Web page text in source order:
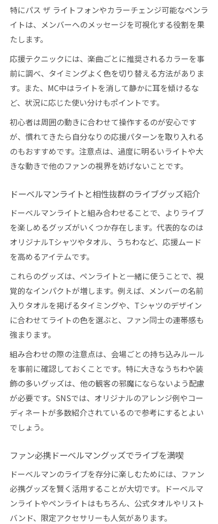
特にパス ザ ライトフォンやカラーチェンジ可能なペンラ
イトは、メンバーへのメッセージを可視化する役割を果
たします。
応援テクニックには、楽曲ごとに推奨されるカラーを事
前に調べ、タイミングよく色を切り替える方法がありま
す。また、MC中はライトを消して静かに耳を傾けるな
ど、状況に応じた使い分けもポイントです。
初心者は周囲の動きに合わせて操作するのが安心です
が、慣れてきたら自分なりの応援パターンを取り入れる
のもおすすめです。注意点は、過度に明るいライトや大
きな動きで他のファンの視界を妨げないことです。
ドーベルマンライトと相性抜群のライブグッズ紹介
ドーベルマンライトと組み合わせることで、よりライブ
を楽しめるグッズがいくつか存在します。代表的なのは
オリジナルTシャツやタオル、うちわなど、応援ムード
を高めるアイテムです。
これらのグッズは、ペンライトと一緒に使うことで、視
覚的なインパクトが増します。例えば、メンバーの名前
入りタオルを掲げるタイミングや、Tシャツのデザイン
に合わせてライトの色を選ぶと、ファン同士の連帯感も
強まります。
組み合わせの際の注意点は、会場ごとの持ち込みルール
を事前に確認しておくことです。特に大きなうちわや装
飾の多いグッズは、他の観客の邪魔にならないよう配慮
が必要です。SNSでは、オリジナルのアレンジ例やコー
ディネートが多数紹介されているので参考にするとよい
でしょう。
ファン必携ドーベルマングッズでライブを満喫
ドーベルマンのライブを存分に楽しむためには、ファン
必携グッズを賢く活用することが大切です。ドーベルマ
ンライトやペンライトはもちろん、公式タオルやリスト
バンド、限定アクセサリーも人気があります。